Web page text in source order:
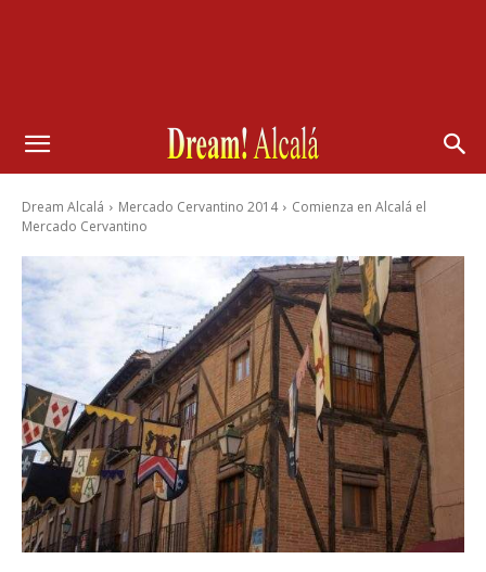
Dream Alcalá Mercado Cervantino 2014
Comienza en Alcalá el
Mercado Cervantino